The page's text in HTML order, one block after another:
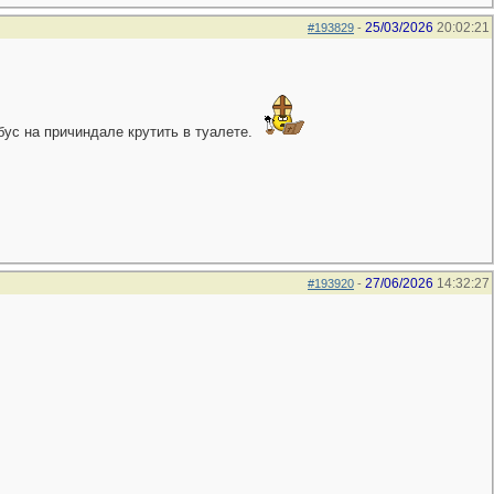
#193829 - 25/03/2026 20:02:21
на причиндале крутить в туалете.
#193920 - 27/06/2026 14:32:27